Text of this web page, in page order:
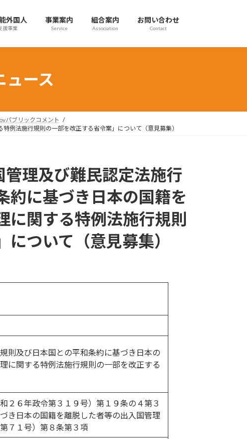
外国人
援事業
事業案内
Service
組合案内
Association
お問い合わせ
Contact
ース
パブリックコメント
例法施行規則の一部を改正する省令案」について（意見募集）
理及び難民認定法施行
約に基づき日本の国籍を
に関する特例法施行規則
ついて（意見募集）
則及び日本国との平和条約に基づき日本の
に関する特例法施行規則の一部を改正する
２６年政令第３１９号）第１９条の４第３
き日本の国籍を離脱した者等の出入国管理
７１号）第８条第３項